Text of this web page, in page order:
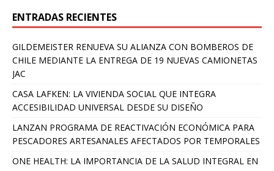
ENTRADAS RECIENTES
GILDEMEISTER RENUEVA SU ALIANZA CON BOMBEROS DE
CHILE MEDIANTE LA ENTREGA DE 19 NUEVAS CAMIONETAS
JAC
CASA LAFKEN: LA VIVIENDA SOCIAL QUE INTEGRA
ACCESIBILIDAD UNIVERSAL DESDE SU DISEÑO
LANZAN PROGRAMA DE REACTIVACIÓN ECONÓMICA PARA
PESCADORES ARTESANALES AFECTADOS POR TEMPORALES
ONE HEALTH: LA IMPORTANCIA DE LA SALUD INTEGRAL EN